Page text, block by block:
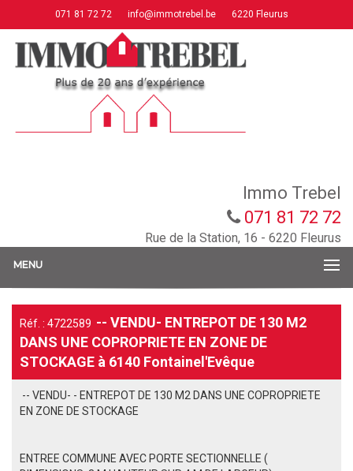
071 81 72 72 info@immotrebel.be 6220 Fleurus
Immo Trebel
071 81 72 72
Rue de la Station, 16 - 6220 Fleurus
MENU
Réf. : 4722589 -- VENDU- ENTREPOT DE 130 M2
DANS UNE COPROPRIETE EN ZONE DE
STOCKAGE à 6140 Fontainel'Evêque
-- VENDU- - ENTREPOT DE 130 M2 DANS UNE COPROPRIETE
EN ZONE DE STOCKAGE
ENTREE COMMUNE AVEC PORTE SECTIONNELLE (